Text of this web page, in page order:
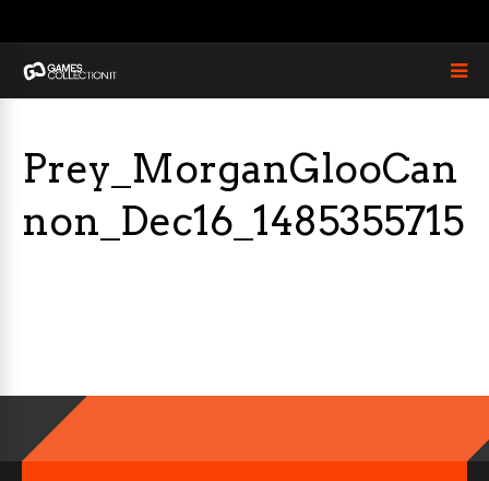
Prey_MorganGlooCan
non_Dec16_1485355715